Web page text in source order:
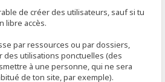
de créer des utilisateurs, sauf si tu
libre accès.
par ressources ou par dossiers,
utilisations ponctuelles (des
à une personne, qui ne sera
de ton site, par exemple).